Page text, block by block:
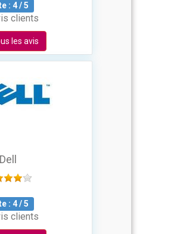
: 4/5
clients
les avis
Dell
: 4/5
clients